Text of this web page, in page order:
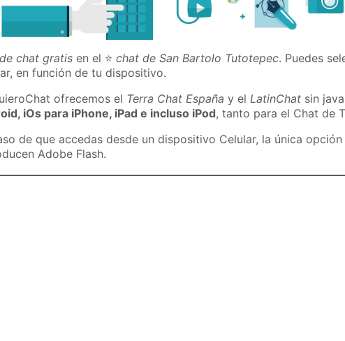
chat gratis en el ⭐chat de San Bartolo Tutotepec. Puedes
en función de tu dispositivo.
ofrecemos el Terra Chat España y elLatinChat sin
iOs para iPhone, iPad e incluso iPod, tanto para el Chat de
de que accedas desde un dispositivo Celular, la única
Adobe Flash.